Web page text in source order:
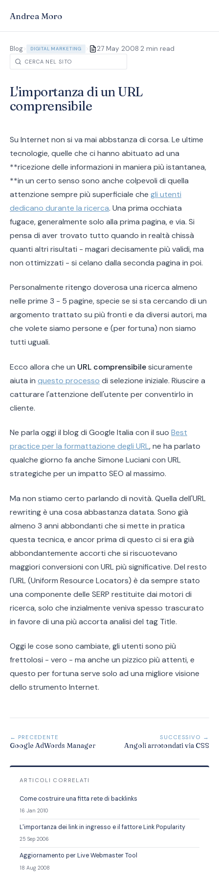
Andrea Moro
Blog> DIGITAL MARKETING > 27 May 2008·2 min read
L'importanza di un URL
comprensibile
Su Internet non si va mai abbstanza di corsa. Le ultime
tecnologie, quelle che ci hanno abituato ad una
**ricezione delle informazioni in maniera più istantanea,
**in un certo senso sono anche colpevoli di quella
attenzione sempre più superficiale che gli utenti
dedicano durante la ricerca. Una prima occhiata
fugace, generalmente solo alla prima pagina, e via. Si
pensa di aver trovato tutto quando in realtà chissà
quanti altri risultati - magari decisamente più validi, ma
non ottimizzati - si celano dalla seconda pagina in poi.
Personalmente ritengo doverosa una ricerca almeno
nelle prime 3 - 5 pagine, specie se si sta cercando di un
argomento trattato su più fronti e da diversi autori, ma
che volete siamo persone e (per fortuna) non siamo
tutti uguali.
Ecco allora che un URL comprensibilesicuramente
aiuta in questo processo di selezione iniziale. Riuscire a
catturare l'attenzione dell'utente per conventirlo in
cliente.
Ne parla oggi il blog di Google Italia con il suo Best
practice per la formattazione degli URL, ne ha parlato
qualche giorno fa anche Simone Luciani con URL
strategiche per un impatto SEO al massimo.
Ma non stiamo certo parlando di novità. Quella dell'URL
rewriting è una cosa abbastanza datata. Sono già
almeno 3 anni abbondanti che si mette in pratica
questa tecnica, e ancor prima di questo ci si era già
abbondantemente accorti che si riscuotevano
maggiori conversioni con URL più significative. Del resto
l'URL (Uniform Resource Locators) è da sempre stato
una componente delle SERP restituite dai motori di
ricerca, solo che inzialmente veniva spesso trascurato
in favore di una più accorta analisi del tag Title.
Oggi le cose sono cambiate, gli utenti sono più
frettolosi - vero - ma anche un pizzico più attenti, e
questo per fortuna serve solo ad una migliore visione
dello strumento Internet.
← PRECEDENTE
Google AdWords Manager
SUCCESSIVO →
Angoli arrotondati via CSS
ARTICOLI CORRELATI
Come costruire una fitta rete di backlinks
16 Jan 2010
L'importanza dei link in ingresso e il fattore Link Popularity
25 Sep 2006
Aggiornamento per Live Webmaster Tool
18 Aug 2008